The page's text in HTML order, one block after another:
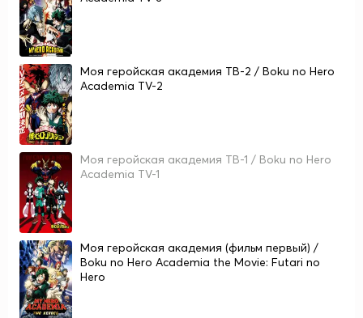
Моя геройская академия ТВ-2 / Boku no Hero
Academia TV-2
Моя геройская академия ТВ-1 / Boku no Hero
Academia TV-1
Моя геройская академия (фильм первый) /
Boku no Hero Academia the Movie: Futari no
Hero